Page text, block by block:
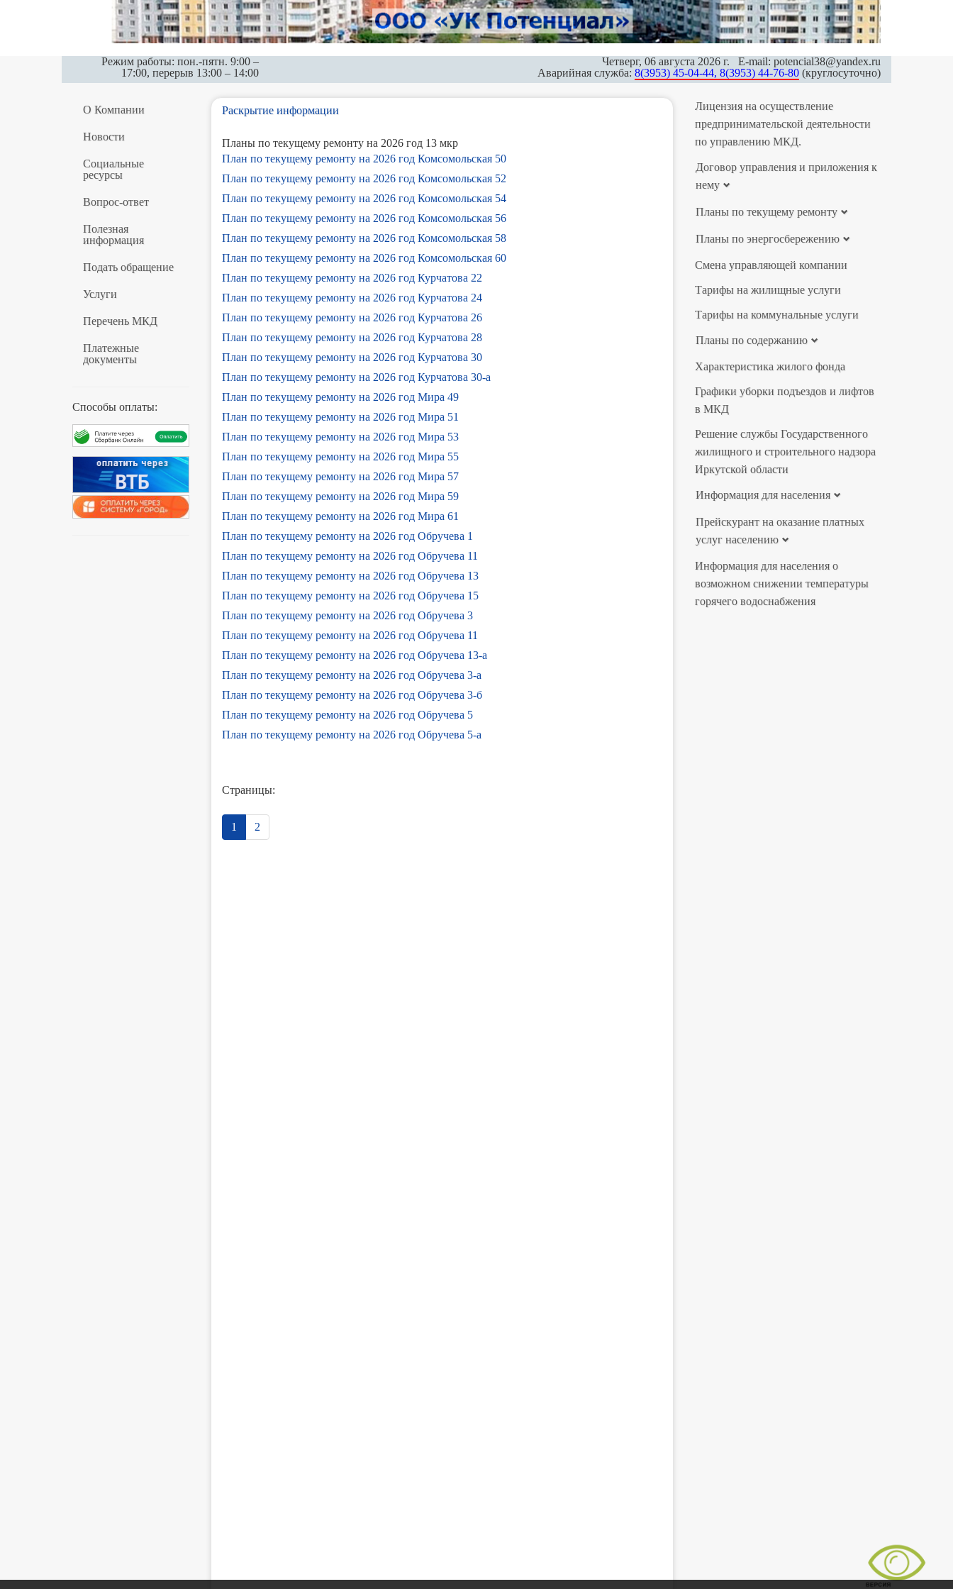
Режим работы: пон.-пятн. 9:00 –
17:00, перерыв 13:00 – 14:00
Четверг, 06 августа 2026 г. E-mail: potencial38@yandex.ru
Аварийная служба: 8(3953) 45-04-44, 8(3953) 44-76-80 (круглосуточно)
О Компании
Новости
Социальные
ресурсы
Вопрос-ответ
Полезная
информация
Подать обращение
Услуги
Перечень МКД
Платежные
документы
Способы оплаты:
Раскрытие информации
Планы по текущему ремонту на 2026 год 13 мкр
План по текущему ремонту на 2026 год Комсомольская 50
План по текущему ремонту на 2026 год Комсомольская 52
План по текущему ремонту на 2026 год Комсомольская 54
План по текущему ремонту на 2026 год Комсомольская 56
План по текущему ремонту на 2026 год Комсомольская 58
План по текущему ремонту на 2026 год Комсомольская 60
План по текущему ремонту на 2026 год Курчатова 22
План по текущему ремонту на 2026 год Курчатова 24
План по текущему ремонту на 2026 год Курчатова 26
План по текущему ремонту на 2026 год Курчатова 28
План по текущему ремонту на 2026 год Курчатова 30
План по текущему ремонту на 2026 год Курчатова 30-а
План по текущему ремонту на 2026 год Мира 49
План по текущему ремонту на 2026 год Мира 51
План по текущему ремонту на 2026 год Мира 53
План по текущему ремонту на 2026 год Мира 55
План по текущему ремонту на 2026 год Мира 57
План по текущему ремонту на 2026 год Мира 59
План по текущему ремонту на 2026 год Мира 61
План по текущему ремонту на 2026 год Обручева 1
План по текущему ремонту на 2026 год Обручева 11
План по текущему ремонту на 2026 год Обручева 13
План по текущему ремонту на 2026 год Обручева 15
План по текущему ремонту на 2026 год Обручева 3
План по текущему ремонту на 2026 год Обручева 11
План по текущему ремонту на 2026 год Обручева 13-а
План по текущему ремонту на 2026 год Обручева 3-а
План по текущему ремонту на 2026 год Обручева 3-б
План по текущему ремонту на 2026 год Обручева 5
План по текущему ремонту на 2026 год Обручева 5-а
Страницы:
1 2
Лицензия на осуществление
предпринимательской деятельности
по управлению МКД.
Договор управления и приложения к
нему
Планы по текущему ремонту
Планы по энергосбережению
Смена управляющей компании
Тарифы на жилищные услуги
Тарифы на коммунальные услуги
Планы по содержанию
Характеристика жилого фонда
Графики уборки подъездов и лифтов
в МКД
Решение службы Государственного
жилищного и строительного надзора
Иркутской области
Информация для населения
Прейскурант на оказание платных
услуг населению
Информация для населения о
возможном снижении температуры
горячего водоснабжения